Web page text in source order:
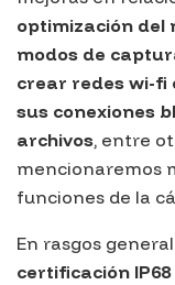
optimización del
modos de
crear redes wi-fi
sus conexiones
archivos, entre
mencionaremos
funciones de la
En rasgos
certificación IP68